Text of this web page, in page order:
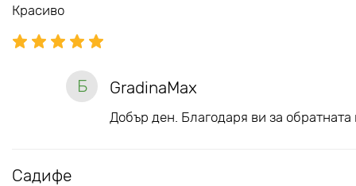
Красиво
Б GradinaMax
Добър ден. Благодаря ви за обратната
Садифе